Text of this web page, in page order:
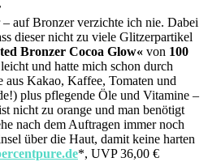
auf Bronzer verzichte ich nie. Dabei
dieser nicht zu viele Glitzerpartikel
Bronzer Cocoa Glow« von 100
und hatte mich schon durch
aus Kakao, Kaffee, Tomaten und
plus pflegende Öle und Vitamine –
nicht zu orange und man benötigt
nach dem Auftragen immer noch
über die Haut, damit keine harten
*, UVP 36,00 €